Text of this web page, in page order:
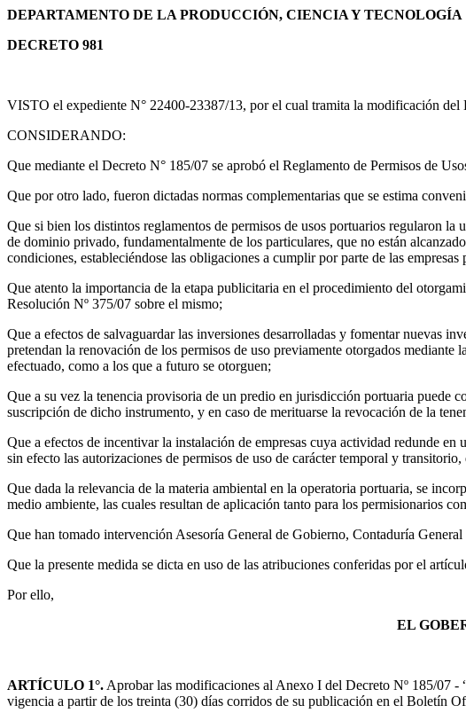
DEPARTAMENTO DE LA PRODUCCIÓN, CIENCIA Y TECNOLOGÍA
DECRETO 981
VISTO el expediente N° 22400-23387/13, por el cual tramita la modificación del
CONSIDERANDO:
Que mediante el Decreto N° 185/07 se aprobó el Reglamento de Permisos de
Que por otro lado, fueron dictadas normas complementarias que se estima
Que si bien los distintos reglamentos de permisos de usos portuarios regularon
de dominio privado, fundamentalmente de los particulares, que no están
condiciones, estableciéndose las obligaciones a cumplir por parte de las
Que atento la importancia de la etapa publicitaria en el procedimiento del
Resolución Nº 375/07 sobre el mismo;
Que a efectos de salvaguardar las inversiones desarrolladas y fomentar nuevas
pretendan la renovación de los permisos de uso previamente otorgados
efectuado, como a los que a futuro se otorguen;
Que a su vez la tenencia provisoria de un predio en jurisdicción portuaria puede
suscripción de dicho instrumento, y en caso de merituarse la revocación de la
Que a efectos de incentivar la instalación de empresas cuya actividad redunde
sin efecto las autorizaciones de permisos de uso de carácter temporal y
Que dada la relevancia de la materia ambiental en la operatoria portuaria, se
medio ambiente, las cuales resultan de aplicación tanto para los permisionarios
Que han tomado intervención Asesoría General de Gobierno, Contaduría
Que la presente medida se dicta en uso de las atribuciones conferidas por el
Por ello,
EL
ARTÍCULO 1°. Aprobar las modificaciones al Anexo I del Decreto Nº 185/07 -
vigencia a partir de los treinta (30) días corridos de su publicación en el Boletín